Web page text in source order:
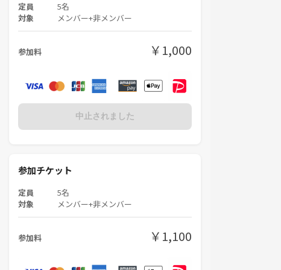
定員 5名
対象 メンバー+非メンバー
参加料 ￥1,000
中止されました
参加チケット
定員 5名
対象
メンバー+非メンバー
参加料 ￥1,100